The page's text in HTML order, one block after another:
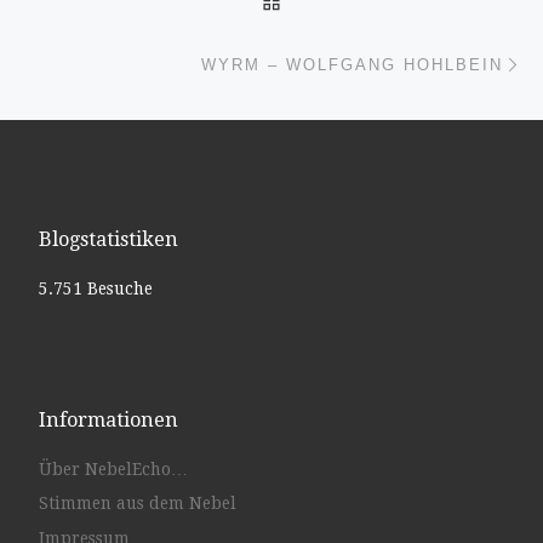
WYRM – WOLFGANG HOHLBEIN
Blogstatistiken
5.751 Besuche
Informationen
Über NebelEcho…
Stimmen aus dem Nebel
Impressum